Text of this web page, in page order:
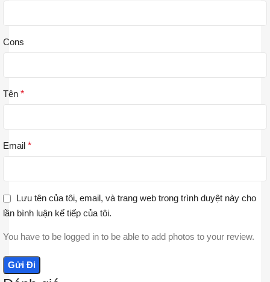
Cons
Tên *
Email *
Lưu tên của tôi, email, và trang web trong trình duyệt này cho
lần bình luận kế tiếp của tôi.
You have to be logged in to be able to add photos to your review.